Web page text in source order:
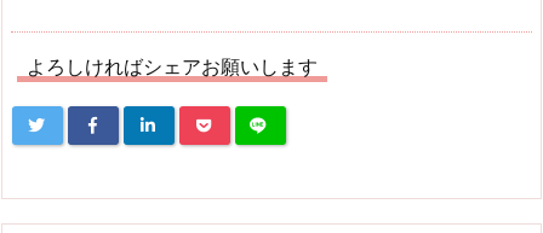
よろしければシェアお願いします